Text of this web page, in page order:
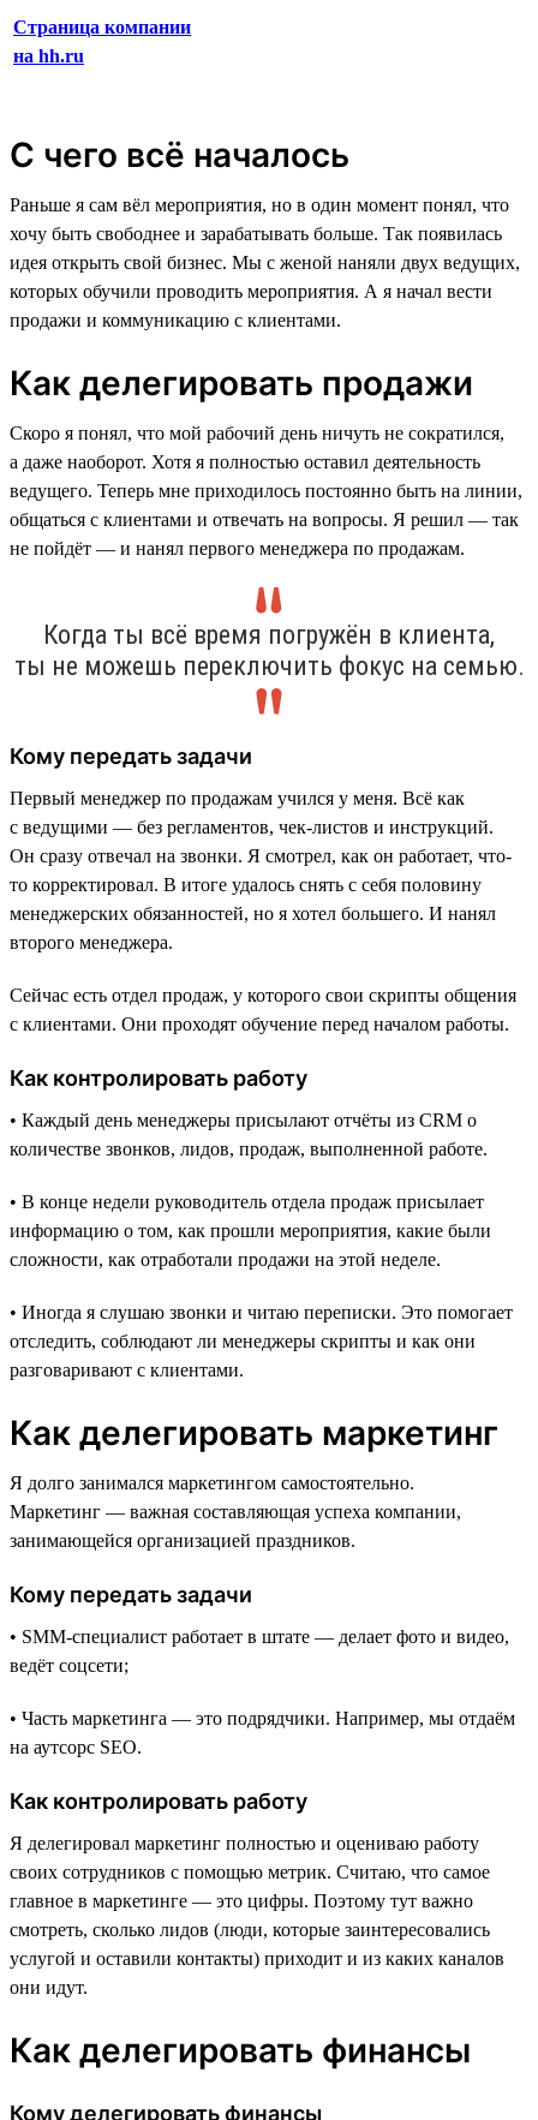
Страница компании
на hh.ru
С чего всё началось
Раньше я сам вёл мероприятия, но в один момент понял, что
хочу быть свободнее и зарабатывать больше. Так появилась
идея открыть свой бизнес. Мы с женой наняли двух ведущих,
которых обучили проводить мероприятия. А я начал вести
продажи и коммуникацию с клиентами.
Как делегировать продажи
Скоро я понял, что мой рабочий день ничуть не сократился,
а даже наоборот. Хотя я полностью оставил деятельность
ведущего. Теперь мне приходилось постоянно быть на линии,
общаться с клиентами и отвечать на вопросы. Я решил — так
не пойдёт — и нанял первого менеджера по продажам.
Когда ты всё время погружён в клиента,
ты не можешь переключить фокус на семью.
Кому передать задачи
Первый менеджер по продажам учился у меня. Всё как
с ведущими — без регламентов, чек-листов и инструкций.
Он сразу отвечал на звонки. Я смотрел, как он работает, что-
то корректировал. В итоге удалось снять с себя половину
менеджерских обязанностей, но я хотел большего. И нанял
второго менеджера.
Сейчас есть отдел продаж, у которого свои скрипты общения
с клиентами. Они проходят обучение перед началом работы.
Как контролировать работу
• Каждый день менеджеры присылают отчёты из CRM о
количестве звонков, лидов, продаж, выполненной работе.
• В конце недели руководитель отдела продаж присылает
информацию о том, как прошли мероприятия, какие были
сложности, как отработали продажи на этой неделе.
• Иногда я слушаю звонки и читаю переписки. Это помогает
отследить, соблюдают ли менеджеры скрипты и как они
разговаривают с клиентами.
Как делегировать маркетинг
Я долго занимался маркетингом самостоятельно.
Маркетинг — важная составляющая успеха компании,
занимающейся организацией праздников.
Кому передать задачи
• SMM-специалист работает в штате — делает фото и видео,
ведёт соцсети;
• Часть маркетинга — это подрядчики. Например, мы отдаём
на аутсорс SEO.
Как контролировать работу
Я делегировал маркетинг полностью и оцениваю работу
своих сотрудников с помощью метрик. Считаю, что самое
главное в маркетинге — это цифры. Поэтому тут важно
смотреть, сколько лидов (люди, которые заинтересовались
услугой и оставили контакты) приходит и из каких каналов
они идут.
Как делегировать финансы
Кому делегировать финансы